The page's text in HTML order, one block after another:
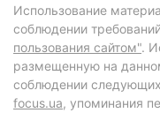
Использование
соблюдении
пользования сайтом".
размещенную на
соблюдении
focus.ua, упоминания